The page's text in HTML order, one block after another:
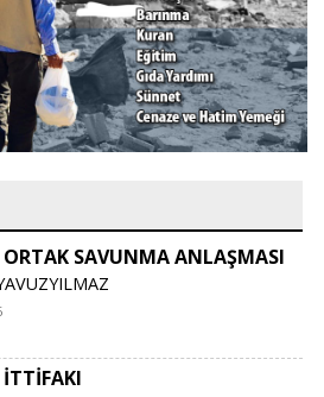
ORTAK SAVUNMA ANLAŞMASI
İTTİFAKI